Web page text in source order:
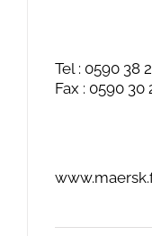
Tel : 0590 38
Fax : 0590 30